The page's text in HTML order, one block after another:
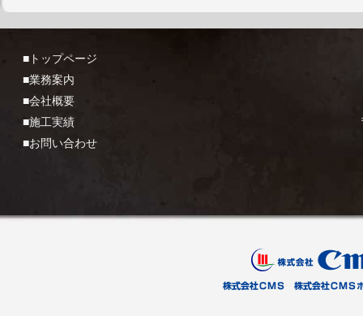
■トップページ
■業務案内
■会社概要
■施工実績
■お問い合わせ